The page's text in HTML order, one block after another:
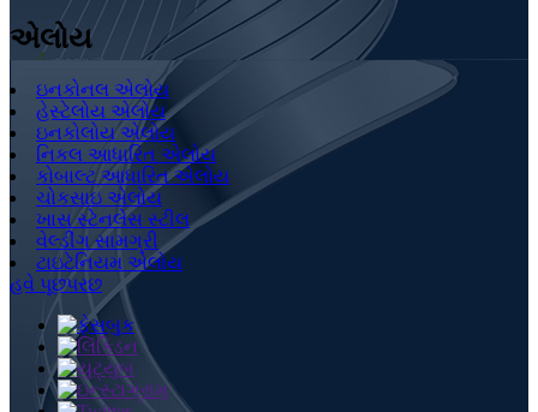
એલોય
ઇનકોનલ એલોય
હેસ્ટેલોય એલોય
ઇનકોલોય એલોય
નિકલ આધારિત એલોય
કોબાલ્ટ આધારિત એલોય
ચોકસાઇ એલોય
ખાસ સ્ટેનલેસ સ્ટીલ
વેલ્ડીંગ સામગ્રી
ટાઇટેનિયમ એલોય
હવે પૂછપરછ